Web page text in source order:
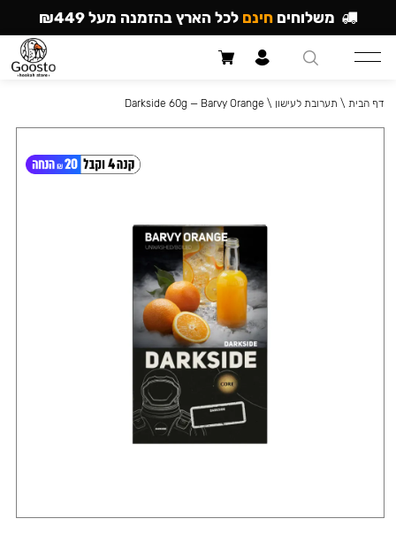
דף הבית \ תערובת לעישון \
Darkside 60g — Barvy Orange
משלוחים חינם לכל הארץ בהזמנה מעל ₪449